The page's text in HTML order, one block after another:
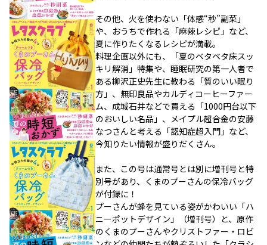
その他、火を使わない「体感“秒”副菜」
や、おうちで作れる「麻辣レシピ」など、
夏に作りたくなるレシピが満載。
料理企画以外にも、「夏のベタベタ床スッ
キリ解消」特集や、睡眠研究の第一人者で
ある柳沢正史先生に教わる「質のいい眠り
方」、無印良品やカルディコーヒーファー
ム、成城石井などで買える「1000円台以下
のおいしい名品」、メイプル超合金の安藤
なつさんと考える「認知症超入門」など、
今知りたい情報が盛りだくさん。
また、この号は通常号とは別に増刊号と特
別号があり、くまのプーさんの保冷バッグ
が付録に！
プーさんが蜂を見ている姿がかわいい「ハ
ニーポットデザイン」（増刊号）と、原作
のくまのプーさんやクリストファー・ロビ